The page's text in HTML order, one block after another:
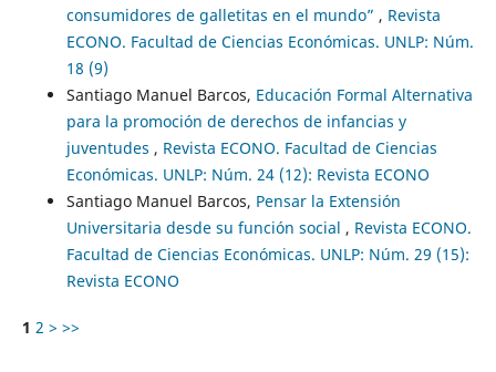
consumidores de galletitas en el mundo” , Revista
ECONO. Facultad de Ciencias Económicas. UNLP: Núm.
18 (9)
Santiago Manuel Barcos, Educación Formal Alternativa
para la promoción de derechos de infancias y
juventudes , Revista ECONO. Facultad de Ciencias
Económicas. UNLP: Núm. 24 (12): Revista ECONO
Santiago Manuel Barcos, Pensar la Extensión
Universitaria desde su función social , Revista ECONO.
Facultad de Ciencias Económicas. UNLP: Núm. 29 (15):
Revista ECONO
1 2 > >>